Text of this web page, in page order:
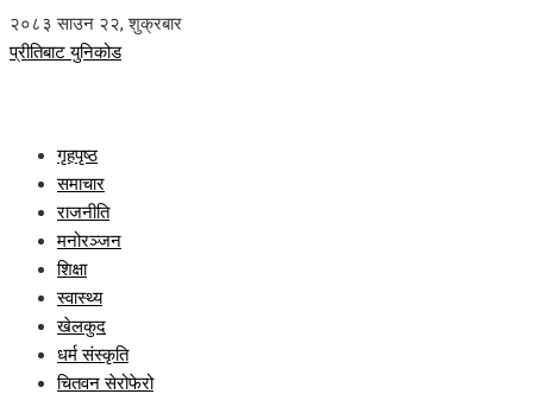
२०८३ साउन २२, शुक्रबार
प्रीतिबाट युनिकोड
गृहपृष्ठ
समाचार
राजनीति
मनोरञ्जन
शिक्षा
स्वास्थ्य
खेलकुद
धर्म संस्कृति
चितवन सेरोफेरो